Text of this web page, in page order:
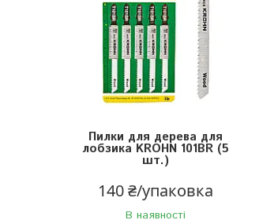
Пилки для дерева для
лобзика KROHN 101BR (5
шт.)
140 ₴/упаковка
В наявності